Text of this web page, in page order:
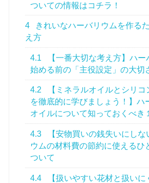
ついての情報はコチラ！
4
きれいなハーバリウムを作る
え方
4.1
【一番大切な考え方】ハ
始める前の「主役設定」の大切
4.2
【ミネラルオイルとシリ
を徹底的に学びましょう！】ハ
オイルについて知っておくべき
4.3
【安物買いの銭失いにしな
ウムの材料費の節約に使えるひ
ついて
4.4
【扱いやすい花材と扱いに